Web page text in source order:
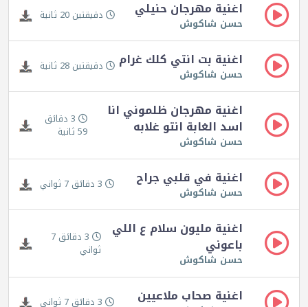
اغنية مهرجان حنيلي
حسن شاكوش دقيقتين 20 ثانية
اغنية بت انتي كلك غرام
حسن شاكوش دقيقتين 28 ثانية
اغنية مهرجان ظلموني انا
اسد الغابة انتو غلابه
حسن شاكوش
3 دقائق
59 ثانية
اغنية في قلبي جراح
حسن شاكوش 3 دقائق 7 ثواني
اغنية مليون سلام ع اللي
باعوني
حسن شاكوش
3 دقائق 7
ثواني
اغنية صحاب ملاعيين 3 دقائق 7 ثواني